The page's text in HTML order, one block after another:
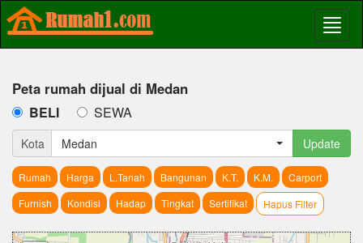
Peta rumah dijual di Medan
BELI SEWA
Kota Medan Update
Rumah Harga L.Tanah Bangunan K.T. K.M.
Carport
Furnish
Kondisi Hadap Tingkat Sertifikat Hapus Filter